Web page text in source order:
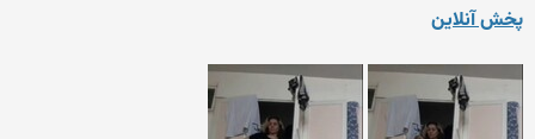
پخش آنلاین